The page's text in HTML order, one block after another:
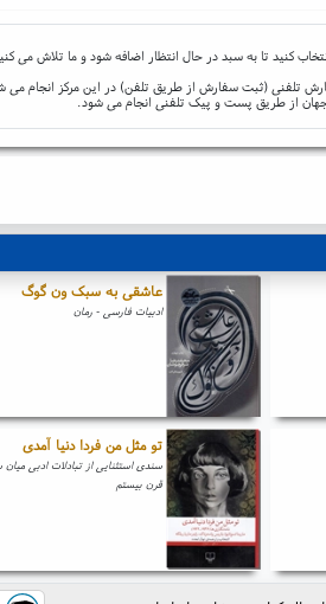
کنید تا به سبد در حال انتظار اضافه شود و ما تلاش می
تلفنی (ثبت سفارش از طریق تلفن) در این مرکز انجام می
جهان از طریق پست و پیک تلفنی انجام می شود.
عاشقی به سبک ون گوگ
ادبیات فارسی - رمان
تو مثل من فردا دنیا آمدی
سندی استثنایی از تبادلات ادبی
قرن بیستم